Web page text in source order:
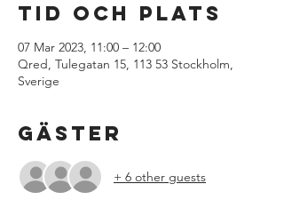
Tid och plats
07 Mar 2023, 11:00 – 12:00
Qred, Tulegatan 15, 113 53 Stockholm,
Sverige
Gäster
+ 6 other guests